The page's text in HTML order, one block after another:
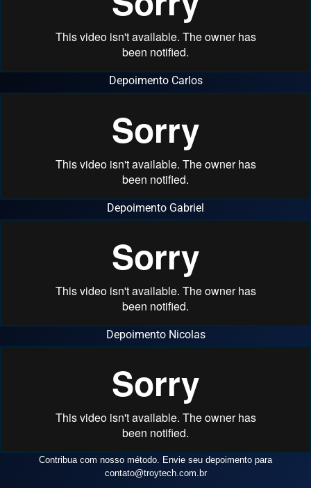
Depoimento Carlos
Depoimento Gabriel
Depoimento Nicolas
Contribua com nosso método. Envie seu depoimento para
contato@troytech.com.br